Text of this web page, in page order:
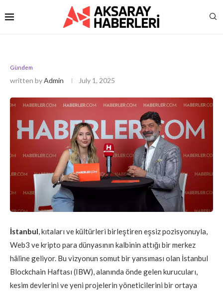
Gündem
written byAdmin July 1, 2025
İstanbul, kıtaları ve kültürleri birleştiren eşsiz pozisyonuyla,
Web3 ve kripto para dünyasının kalbinin attığı bir merkez
hâline geliyor. Bu vizyonun somut bir yansıması olan İstanbul
Blockchain Haftası (IBW), alanında önde gelen kurucuları,
kesim devlerini ve yeni projelerin yöneticilerini bir ortaya